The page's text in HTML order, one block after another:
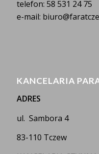
telefon: 58 531 24 75
e-mail:
KANCELARIA
ADRES
ul. Sambora 4
83-110 Tczew